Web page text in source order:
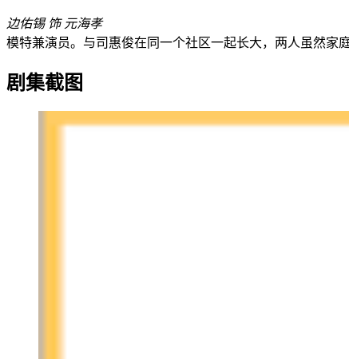
边佑锡 饰 元海孝
模特兼演员。与司惠俊在同一个社区一起长大，两人虽然家
剧集截图